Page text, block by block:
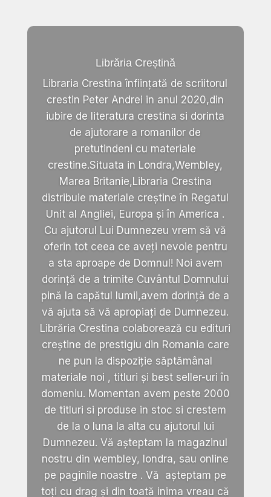
Librăria Creștină
Libraria Crestina înființată de scriitorul
crestin Peter Andrei in anul 2020,din
iubire de literatura crestina si dorinta
de ajutorare a romanilor de
pretutindeni cu materiale
crestine.Situata in Londra,Wembley,
Marea Britanie,Libraria Crestina
distribuie materiale creștine în Regatul
Unit al Angliei, Europa și în America .
Cu ajutorul Lui Dumnezeu vrem să vă
oferin tot ceea ce aveți nevoie pentru
a sta aproape de Domnul! Noi avem
dorință de a trimite Cuvântul Domnului
pină la capătul lumii,avem dorință de a
vă ajuta să vă apropiați de Dumnezeu.
Librăria Crestina colaborează cu edituri
creștine de prestigiu din Romania care
ne pun la dispoziție săptămânal
materiale noi , titluri și best seller-uri în
domeniu. Momentan avem peste 2000
de titluri si produse in stoc si crestem
de la o luna la alta cu ajutorul lui
Dumnezeu. Vă așteptam la magazinul
nostru din wembley, londra, sau online
pe paginile noastre . Vă așteptam pe
toți cu drag și din toată inima vreau că